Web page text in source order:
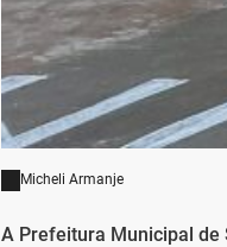
Micheli Armanje
A Prefeitura Municipal de